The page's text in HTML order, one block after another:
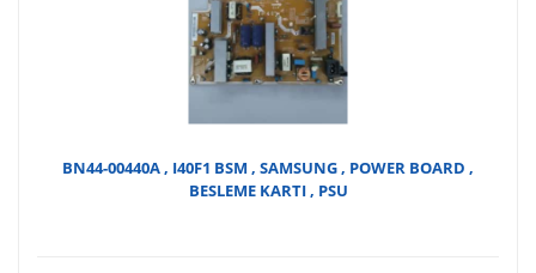
BN44-00440A , I40F1 BSM , SAMSUNG , POWER BOARD ,
BESLEME KARTI , PSU